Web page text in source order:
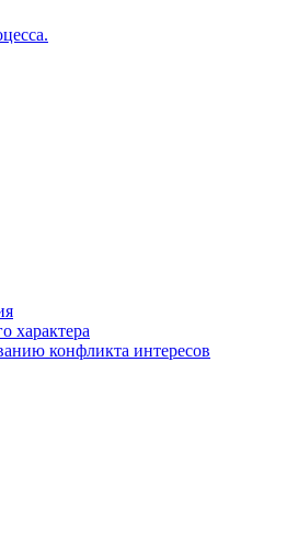
характера
конфликта интересов